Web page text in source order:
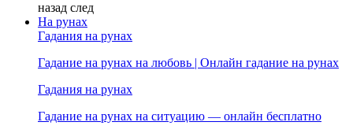
назад след
На рунах
Гадания на рунах
Гадание на рунах на любовь | Онлайн гадание на рунах
Гадания на рунах
Гадание на рунах на ситуацию — онлайн бесплатно